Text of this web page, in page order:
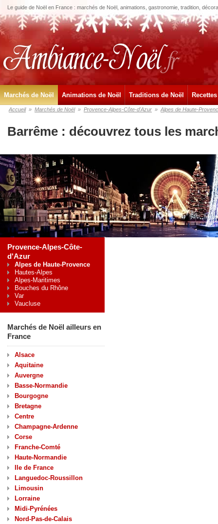
Le guide de Noël en France : marchés de Noël, animations, gastronomie, tradition,
Marchés de Noël Animations de Noël Traditions de Noël
Accueil » Marchés de Noël » Provence-Alpes-Côte-d'Azur » Alpes de Haute-
Barrême : découvrez tous les
Provence-Alpes-Côte-
d'Azur
Alpes de Haute-Provence
Hautes-Alpes
Alpes-Maritimes
Bouches du Rhône
Var
Vaucluse
Marchés de Noël ailleurs en
France
Alsace
Aquitaine
Auvergne
Basse-Normandie
Bourgogne
Bretagne
Centre
Champagne-Ardenne
Corse
Franche-Comté
Haute-Normandie
Ile de France
Languedoc-Roussillon
Limousin
Lorraine
Midi-Pyrénées
Nord-Pas-de-Calais